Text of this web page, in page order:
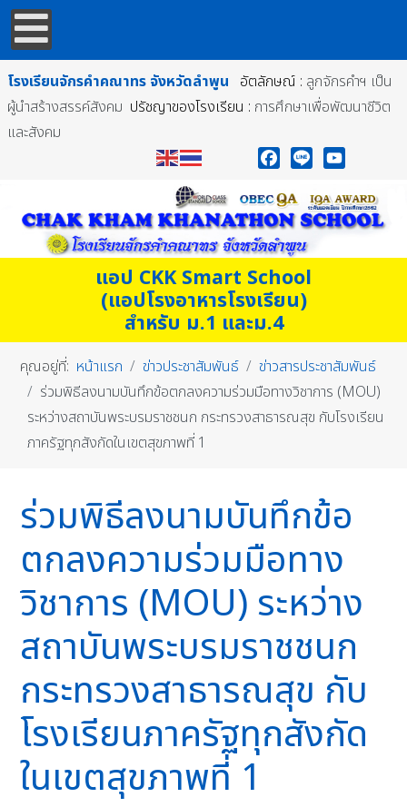
โรงเรียนจักรคำคณาทร จังหวัดลำพูน อัตลักษณ์ : ลูกจักรคำฯ เป็น
ผู้นำสร้างสรรค์สังคม ปรัชญาของโรงเรียน : การศึกษาเพื่อพัฒนาชีวิต
และสังคม
แอป CKK Smart School
(แอปโรงอาหารโรงเรียน)
สำหรับ ม.1 และม.4
คุณอยู่ที่: หน้าแรก ข่าวประชาสัมพันธ์
ข่าวสารประชาสัมพันธ์
ร่วมพิธีลงนามบันทึกข้อตกลงความร่วมมือทางวิชาการ (MOU)
ระหว่างสถาบันพระบรมราชชนก กระทรวงสาธารณสุข กับโรงเรียน
ภาครัฐทุกสังกัดในเขตสุขภาพที่ 1
ร่วมพิธีลงนามบันทึกข้อ
ตกลงความร่วมมือทาง
วิชาการ (MOU) ระหว่าง
สถาบันพระบรมราชชนก
กระทรวงสาธารณสุข กับ
โรงเรียนภาครัฐทุกสังกัด
ในเขตสุขภาพที่ 1